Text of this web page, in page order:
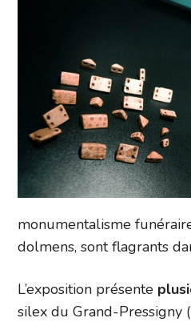
monumentalisme
dolmens, sont flagrants
L’exposition présente
silex du Grand-Pressigny